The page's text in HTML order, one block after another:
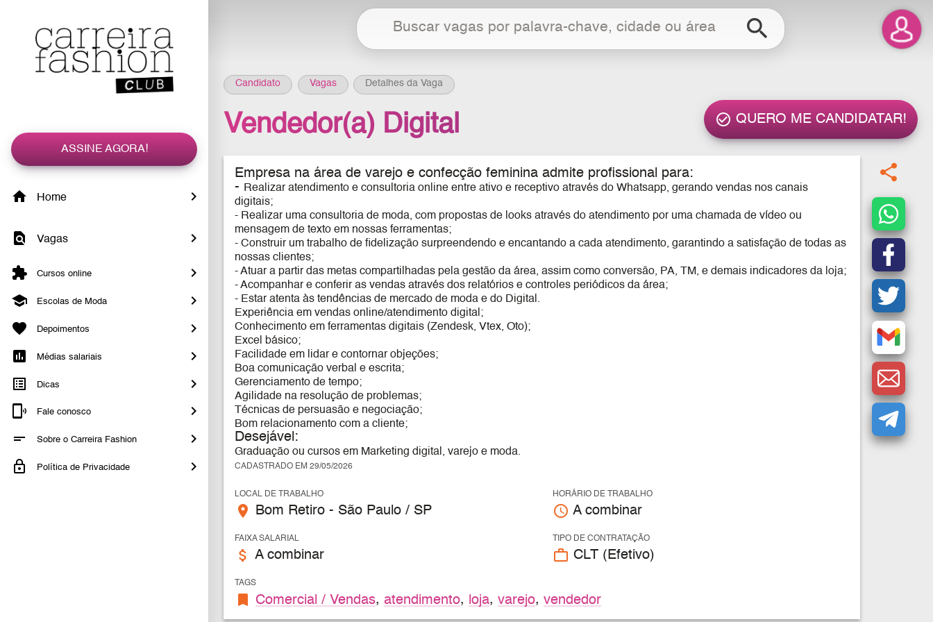
ASSINE AGORA!
Home
Vagas
Cursos online
Escolas de Moda
Depoimentos
Médias salariais
Dicas
Fale conosco
Sobre o Carreira Fashion
Política de Privacidade
search
Candidato Vagas Detalhes da Vaga
check_circle_outline QUERO ME CANDIDATAR!
Vendedor(a) Digital
Empresa na área de varejo e confecção feminina admite profissional para:
- Realizar atendimento e consultoria online entre ativo e receptivo através do Whatsapp, gerando vendas nos canais
digitais;
- Realizar uma consultoria de moda, com propostas de looks através do atendimento por uma chamada de vídeo ou
mensagem de texto em nossas ferramentas;
- Construir um trabalho de fidelização surpreendendo e encantando a cada atendimento, garantindo a satisfação de todas as
nossas clientes;
- Atuar a partir das metas compartilhadas pela gestão da área, assim como conversão, PA, TM, e demais indicadores da loja;
- Acompanhar e conferir as vendas através dos relatórios e controles periódicos da área;
- Estar atenta às tendências de mercado de moda e do Digital.
Experiência em vendas online/atendimento digital;
Conhecimento em ferramentas digitais (Zendesk, Vtex, Oto);
Excel básico;
Facilidade em lidar e contornar objeções;
Boa comunicação verbal e escrita;
Gerenciamento de tempo;
Agilidade na resolução de problemas;
Técnicas de persuasão e negociação;
Bom relacionamento com a cliente;
Desejável:
Graduação ou cursos em Marketing digital, varejo e moda.
CADASTRADO EM 29/05/2026
LOCAL DE TRABALHO
place Bom Retiro - São Paulo / SP
HORÁRIO DE TRABALHO
access_time A combinar
FAIXA SALARIAL
attach_money A combinar
TIPO DE CONTRATAÇÃO
work_outline CLT (Efetivo)
TAGS
bookmark Comercial / Vendas, atendimento, loja, varejo, vendedor
share